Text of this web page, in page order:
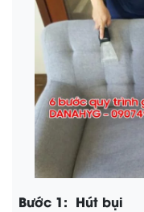
Bước 1: Hút bụi